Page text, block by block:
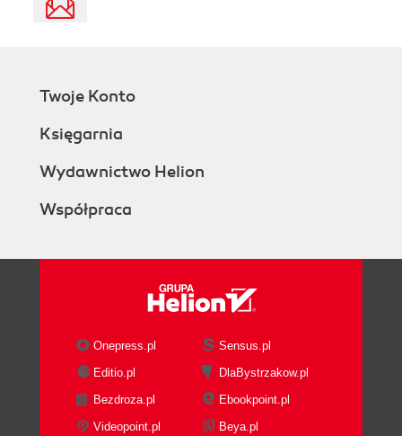
Twoje Konto
Księgarnia
Wydawnictwo Helion
Współpraca
Onepress.pl
Sensus.pl
Editio.pl
DlaBystrzakow.pl
Bezdroza.pl
Ebookpoint.pl
Videopoint.pl
Beya.pl